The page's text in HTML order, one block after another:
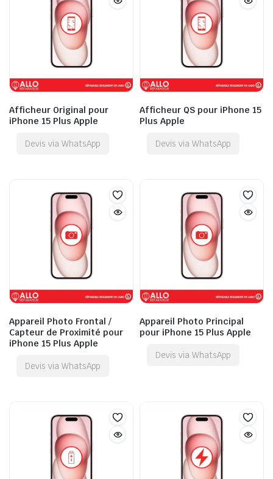
Afficheur Original pour
iPhone 15 Plus Apple
Devis via WhatsApp
Afficheur QS pour iPhone 15
Plus Apple
Devis via WhatsApp
Appareil Photo Frontal /
Capteur de Proximité pour
iPhone 15 Plus Apple
Devis via WhatsApp
Appareil Photo Principal
pour iPhone 15 Plus Apple
Devis via WhatsApp